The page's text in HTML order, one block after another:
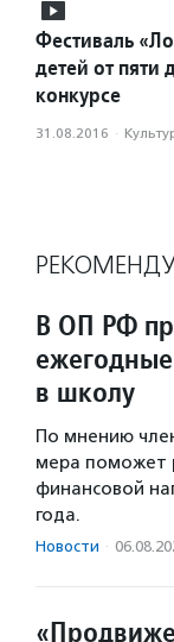
Фестиваль
детей от пяти
конкурсе
31.08.2016 ·
В ОП РФ
в школу
По мнению
мера поможет
финансовой
года.
Новости ·